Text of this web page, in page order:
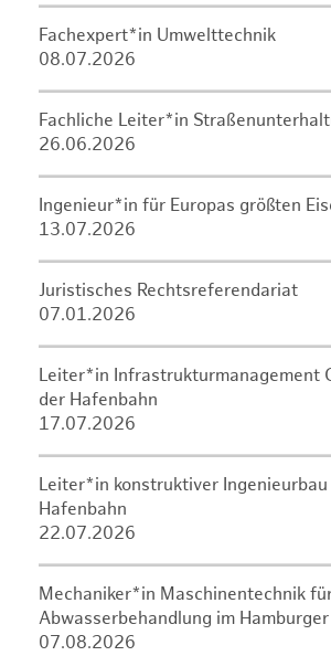
Fachexpert*in Umwelttechnik
08.07.2026
Fachliche Leiter*in
26.06.2026
Ingenieur*in für Europas größten
13.07.2026
Juristisches Rechtsreferendariat
07.01.2026
Leiter*in Infrastrukturmanagement
der Hafenbahn
17.07.2026
Leiter*in konstruktiver
Hafenbahn
22.07.2026
Mechaniker*in Maschinentechnik
Abwasserbehandlung im
07.08.2026